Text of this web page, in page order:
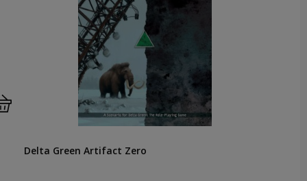
Delta Green Artifact Zero